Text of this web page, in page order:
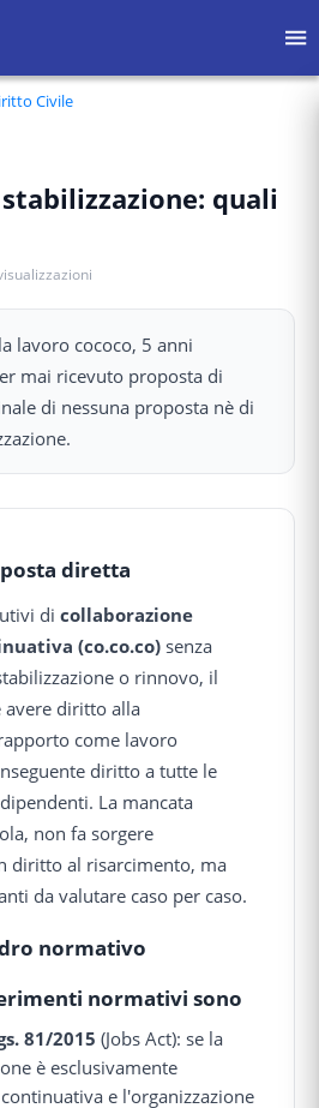
Civile
stabilizzazione: quali
lavoro cococo, 5 anni
mai ricevuto proposta di
di nessuna proposta nè di
diretta
di collaborazione
(co.co.co) senza
o rinnovo, il
diritto alla
come lavoro
diritto a tutte le
La mancata
non fa sorgere
diritto al risarcimento, ma
da valutare caso per caso.
normativo
normativi sono
81/2015 (Jobs Act): se la
è esclusivamente
e l'organizzazione